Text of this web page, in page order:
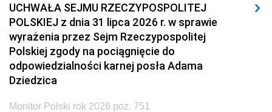
UCHWAŁA SEJMU RZECZYPOSPOLITEJ
POLSKIEJ z dnia 31 lipca 2026 r. w sprawie
wyrażenia przez Sejm Rzeczypospolitej
Polskiej zgody na pociągnięcie do
odpowiedzialności karnej posła Adama
Dziedzica
Monitor Polski rok 2026 poz. 751